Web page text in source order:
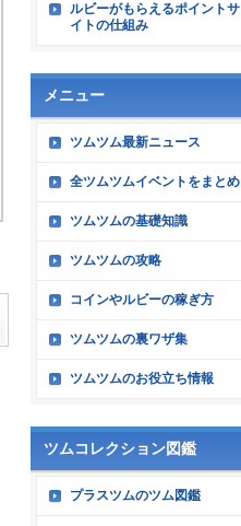
ルビーがもらえるポイントサ
イトの仕組み
メニュー
ツムツム最新ニュース
全ツムツムイベントをまとめ
ツムツムの基礎知識
ツムツムの攻略
コインやルビーの稼ぎ方
ツムツムの裏ワザ集
ツムツムのお役立ち情報
ツムコレクション図鑑
プラスツムのツム図鑑